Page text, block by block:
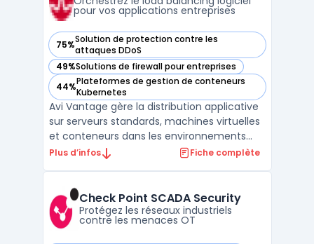
pour vos applications entreprises
75%Solution de protection contre les
attaques DDoS
— voir Avi Vantage dans cette catégorie
49%Solutions de firewall pour entreprises
— voir Avi Vantage dans cette catégorie
44%Plateformes de gestion de conteneurs
Kubernetes
— voir Avi Vantage dans cette catégorie
Avi Vantage gère la distribution applicative
sur serveurs standards, machines virtuelles
et conteneurs dans les environnements
entreprises qui opèrent à la fois sur site et
gestion, automatiser le load balancing ...
Plus d’infos Fiche complète
Check Point SCADA Security
Protégez les réseaux industriels
contre les menaces OT